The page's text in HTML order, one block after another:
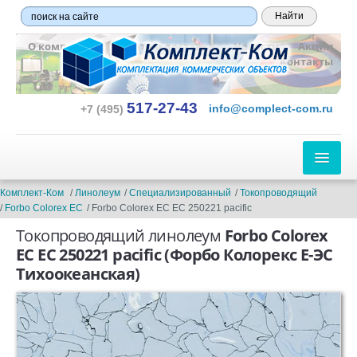
О компании Оплата и доставка Новости
Акции
Контакты
+7 (495) 517-27-43 info@complect-com.ru
ЛИНОЛЕУМ
ПО ТИПУ:
Бытовой
Полукоммерческий
Коммерческий
Гетерогенный
Гомогенный
Комплект-Ком Линолеум Специализированный
Токопроводящий
Forbo Colorex EC
Forbo Colorex EC EC 250221 pacific
Токопроводящий линолеум Forbo Colorex
EC EC 250221 pacific(Форбо Колорекс Е-ЭС
Тихоокеанская)